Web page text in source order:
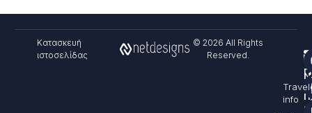
info
&
Κατασκευή
ιστοσελίδας
© 2026 All Rights
Reserved.